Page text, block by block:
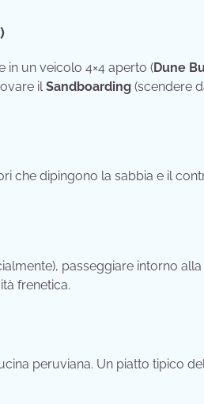
in un veicolo 4×4 aperto (Dune
ilSandboarding (scendere
che dipingono la sabbia e il
passeggiare intorno
frenetica.
peruviana. Un piatto tipico